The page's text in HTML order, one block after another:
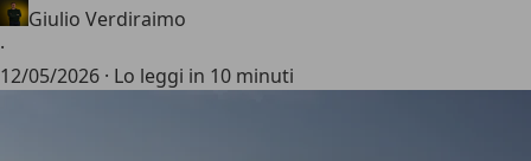
Giulio Verdiraimo
·
12/05/2026 · Lo leggi in 10 minuti